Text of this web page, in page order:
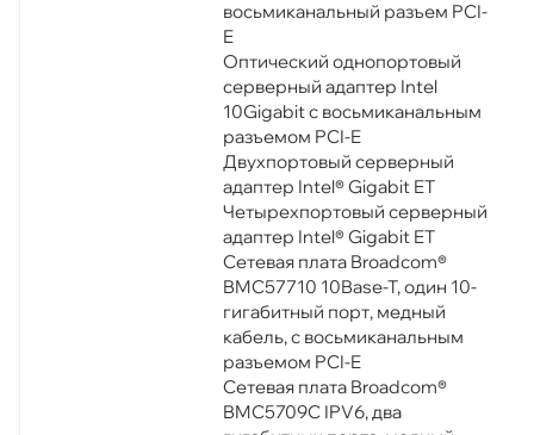
восьмиканальный разъем PCI-
E
Оптический однопортовый
серверный адаптер Intel
10Gigabit с восьмиканальным
разъемом PCI-E
Двухпортовый серверный
адаптер Intel® Gigabit ET
Четырехпортовый серверный
адаптер Intel® Gigabit ET
Сетевая плата Broadcom®
BMC57710 10Base-T, один 10-
гигабитный порт, медный
кабель, с восьмиканальным
разъемом PCI-E
Сетевая плата Broadcom®
BMC5709C IPV6, два